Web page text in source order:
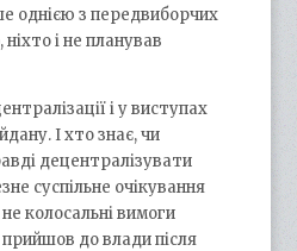
однією з передвиборчих
ніхто і не планував
і у виступах
І хто знає, чи
децентралізувати
суспільне очікування
колосальні вимоги
до влади після